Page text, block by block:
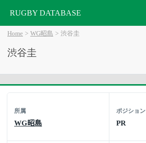
RUGBY DATABASE
Home WG昭島 渋谷圭
渋谷圭
所属
WG昭島
ポジション
PR